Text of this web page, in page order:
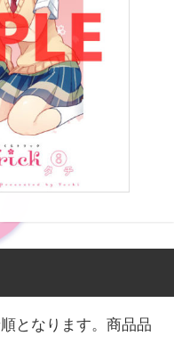
となります。商品品